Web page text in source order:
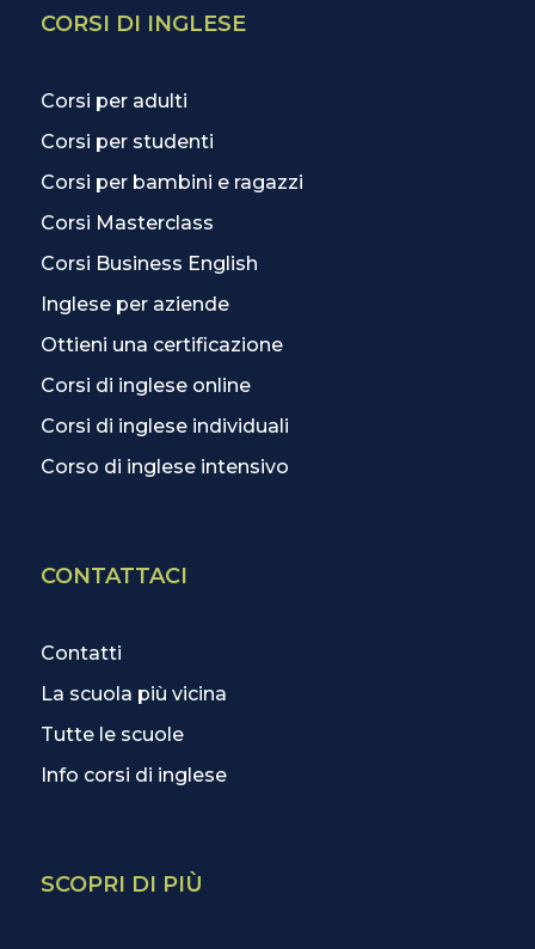
CORSI DI INGLESE
Corsi per adulti
Corsi per studenti
Corsi per bambini e ragazzi
Corsi Masterclass
Corsi Business English
Inglese per aziende
Ottieni una certificazione
Corsi di inglese online
Corsi di inglese individuali
Corso di inglese intensivo
CONTATTACI
Contatti
La scuola più vicina
Tutte le scuole
Info corsi di inglese
SCOPRI DI PIÙ